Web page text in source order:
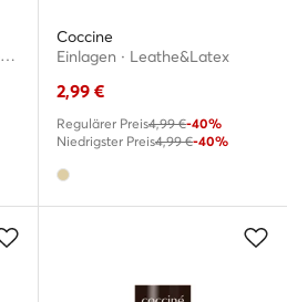
Polierbürste · Shoe Brush 621/3AZ
Coccine
Einlagen · Leathe&Latex
2,99 €
Regulärer Preis4,99 €-40%
Niedrigster Preis4,99 €-40%